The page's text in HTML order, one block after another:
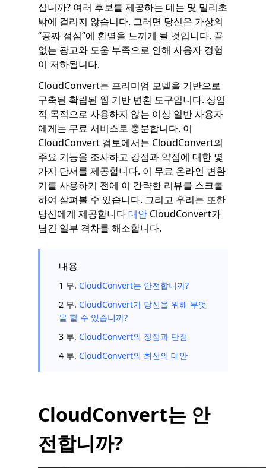
십니까? 여러 후보를 제공하는 데는 몇 밀리초
밖에 걸리지 않습니다. 그러면 당신은 가상의
“공짜 점심”에 환멸을 느끼게 될 것입니다. 끝
없는 광고와 도움 부족으로 인해 사용자 경험
이 저하됩니다.
CloudConvert는 프리미엄 모델을 기반으로
구축된 확립된 웹 기반 변환 도구입니다. 상업
적 목적으로 사용하지 않는 이상 일반 사용자
에게는 무료 서비스로 충분합니다. 이
CloudConvert 검토에서는 CloudConvert의
주요 기능을 조사하고 강점과 약점에 대한 몇
가지 단서를 제공합니다. 이 무료 온라인 변환
기를 사용하기 전에 이 간략한 리뷰를 스크롤
하여 살펴볼 수 있습니다. 그리고 우리는 또한
당신에게 제공합니다대안 CloudConvert가
남긴 일부 격차를 해소합니다.
내용
1 부. CloudConvert는 안전합니까?
2 부. CloudConvert가 당신을 위해 무엇
을 할 수 있습니까?
3 부. CloudConvert의 장점과 단점
4 부. CloudConvert의 최선의 대안
CloudConvert는 안
전합니까?